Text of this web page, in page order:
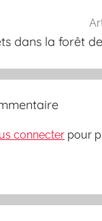
dans la forêt
connecter pour